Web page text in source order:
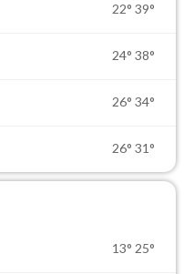
22° 39°
24° 38°
26° 34°
26° 31°
13° 25°